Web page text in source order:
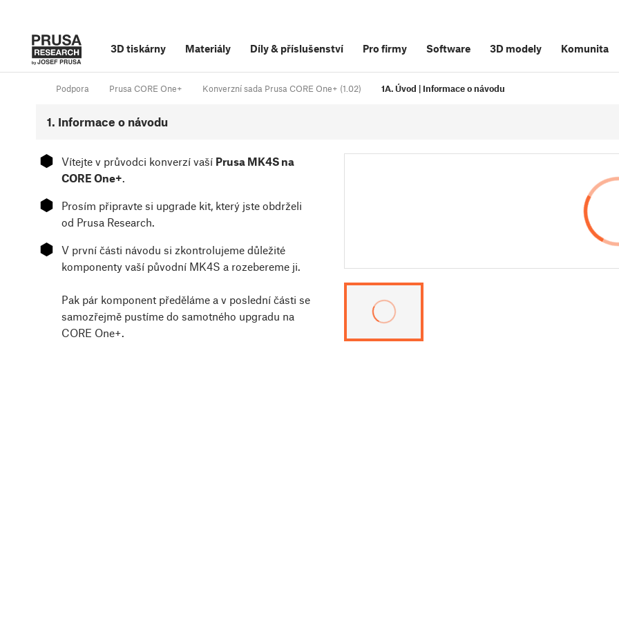
3D tiskárny Materiály Díly& příslušenství Pro firmy Software 3D modely Komunita
Podpora Prusa CORE One+ Konverzní sada Prusa CORE One+ (1.02) 1A. Úvod | Informace o návodu
1. Informace o návodu
⬢ Vítejte v průvodci konverzí vaší Prusa MK4S na
CORE One+.
⬢
Prosím připravte si upgrade kit, který jste obdrželi
od Prusa Research.
⬢
V první části návodu si zkontrolujeme důležité
komponenty vaší původní MK4S a rozebereme ji.
Pak pár komponent předěláme a v poslední části se
samozřejmě pustíme do samotného upgradu na
CORE One+.